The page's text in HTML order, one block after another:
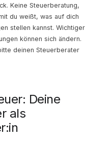
Keine Steuerberatung,
du weißt, was auf dich
stellen kannst. Wichtiger
können sich ändern.
deinen Steuerberater
Deine
als